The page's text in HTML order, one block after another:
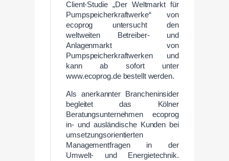
Client-Studie „Der Weltmarkt für
Pumpspeicherkraftwerke“ von
ecoprog untersucht den
weltweiten Betreiber- und
Anlagenmarkt von
Pumpspeicherkraftwerken und
kann ab sofort unter
www.ecoprog.de bestellt werden.
Als anerkannter Brancheninsider
begleitet das Kölner
Beratungsunternehmen ecoprog
in- und ausländische Kunden bei
umsetzungsorientierten
Managementfragen in der
Umwelt- und Energietechnik.